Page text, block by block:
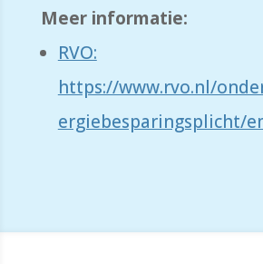
Meer informatie:
RVO:
https://www.rvo.nl/
ergiebesparingsplicht/